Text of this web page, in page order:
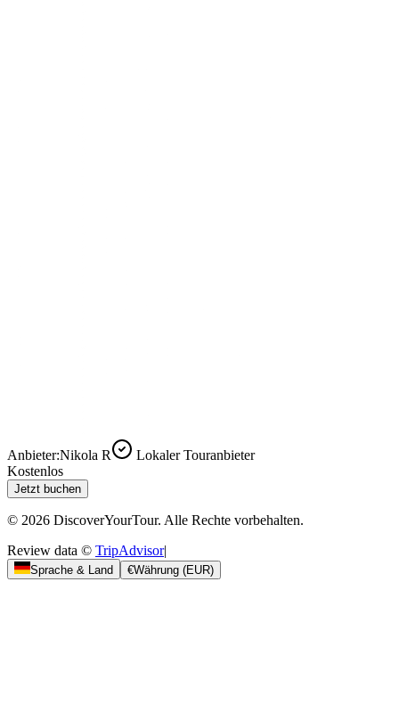
Anbieter:Nikola R
Lokaler Touranbieter
Kostenlos
Jetzt buchen
© 2026 DiscoverYourTour. Alle Rechte vorbehalten.
Review data © TripAdvisor|
Sprache & Land €Währung (EUR)